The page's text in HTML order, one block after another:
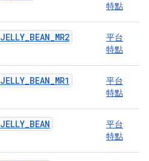
特點
JELLY_BEAN_MR2
平台
特點
JELLY_BEAN_MR1
平台
特點
JELLY_BEAN
平台
特點